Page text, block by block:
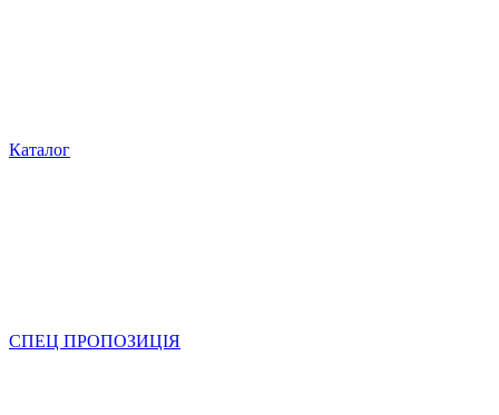
Каталог
СПЕЦ ПРОПОЗИЦІЯ